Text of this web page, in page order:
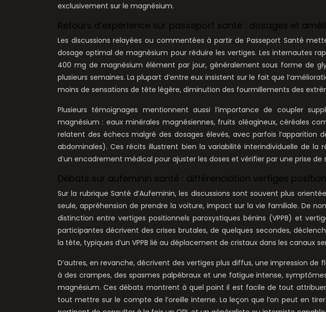
exclusivement sur le magnésium.
Retours d’expérience sur passeport santé : dosages et
Les discussions relayées ou commentées à partir de Passeport Santé
dosage optimal de magnésium pour réduire les vertiges. Les internautes
400 mg de magnésium élément par jour, généralement sous forme de
plusieurs semaines. La plupart d’entre eux insistent sur le fait que
moins de sensations de tête légère, diminution des fourmillements des
Plusieurs témoignages mentionnent aussi l’importance de coupler
magnésium : eaux minérales magnésiennes, fruits oléagineux, céréales
relatent des échecs malgré des dosages élevés, avec parfois l’apparition
abdominales). Ces récits illustrent bien la variabilité interindividuelle de la
d’un encadrement médical pour ajuster les doses et vérifier par une prise de
Débats sur aufeminin santé : différenciation vertiges
Sur la rubrique Santé d’Aufeminin, les discussions sont souvent plus
seule, appréhension de prendre la voiture, impact sur la vie familiale. De
distinction entre vertiges positionnels paroxystiques bénins (VPPB) et
participantes décrivent des crises brutales, de quelques secondes,
la tête, typiques d’un VPPB lié au déplacement de cristaux dans les canaux
D’autres, en revanche, décrivent des vertiges plus diffus, une impression
à des crampes, des spasmes palpébraux et une fatigue intense,
magnésium. Ces débats montrent à quel point il est facile de tout
tout mettre sur le compte de l’oreille interne. La leçon que l’on peut en